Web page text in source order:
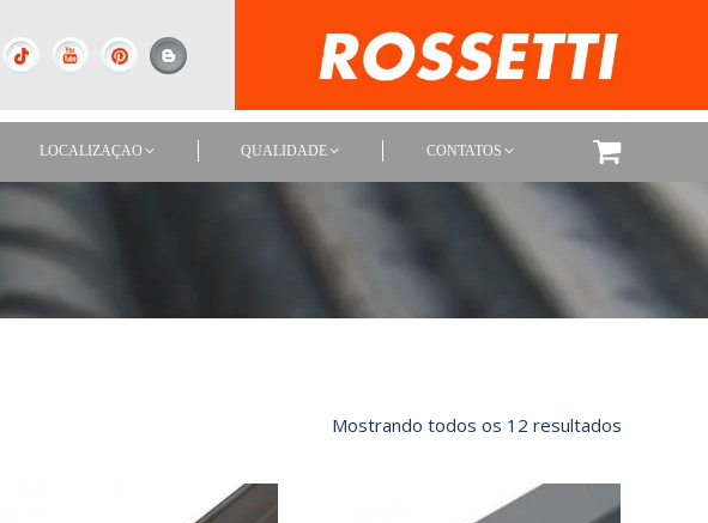
LOCALIZAÇAO QUALIDADE CONTATOS
Mostrando todos os 12 resultados
LOCALIZAÇAO QUALIDADE CONTATOS